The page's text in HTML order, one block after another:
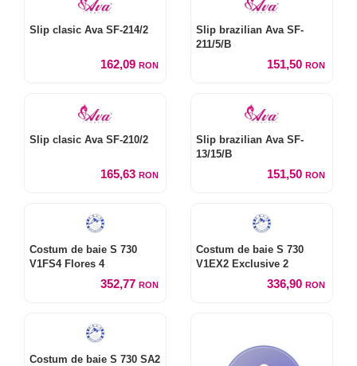
Slip clasic Ava SF-214/2
162,09 RON
Slip brazilian Ava SF-
211/5/B
151,50 RON
Slip clasic Ava SF-210/2
165,63 RON
Slip brazilian Ava SF-
13/15/B
151,50 RON
Costum de baie S 730
V1FS4 Flores 4
352,77 RON
Costum de baie S 730
V1EX2 Exclusive 2
336,90 RON
Costum de baie S 730 SA2